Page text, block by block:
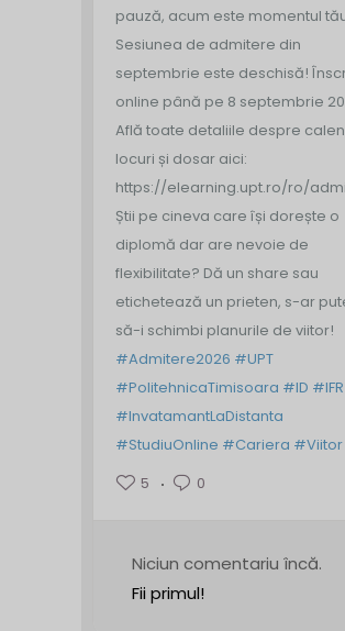
pauză, acum este momentul
Sesiunea de admitere din
septembrie este deschisă!
online până pe 8 septembrie
Află toate detaliile despre
locuri și dosar aici:
https://elearning.upt.ro/ro/
Știi pe cineva care își dorește o
diplomă dar are nevoie de
flexibilitate? Dă un share sau
etichetează un prieten, s-ar
să-i schimbi planurile de viitor!
#Admitere2026 #UPT
#PolitehnicaTimisoara #ID #IFR
#InvatamantLaDistanta
#StudiuOnline #Cariera #Viitor
5
0
Niciun comentariu încă.
Fii primul!